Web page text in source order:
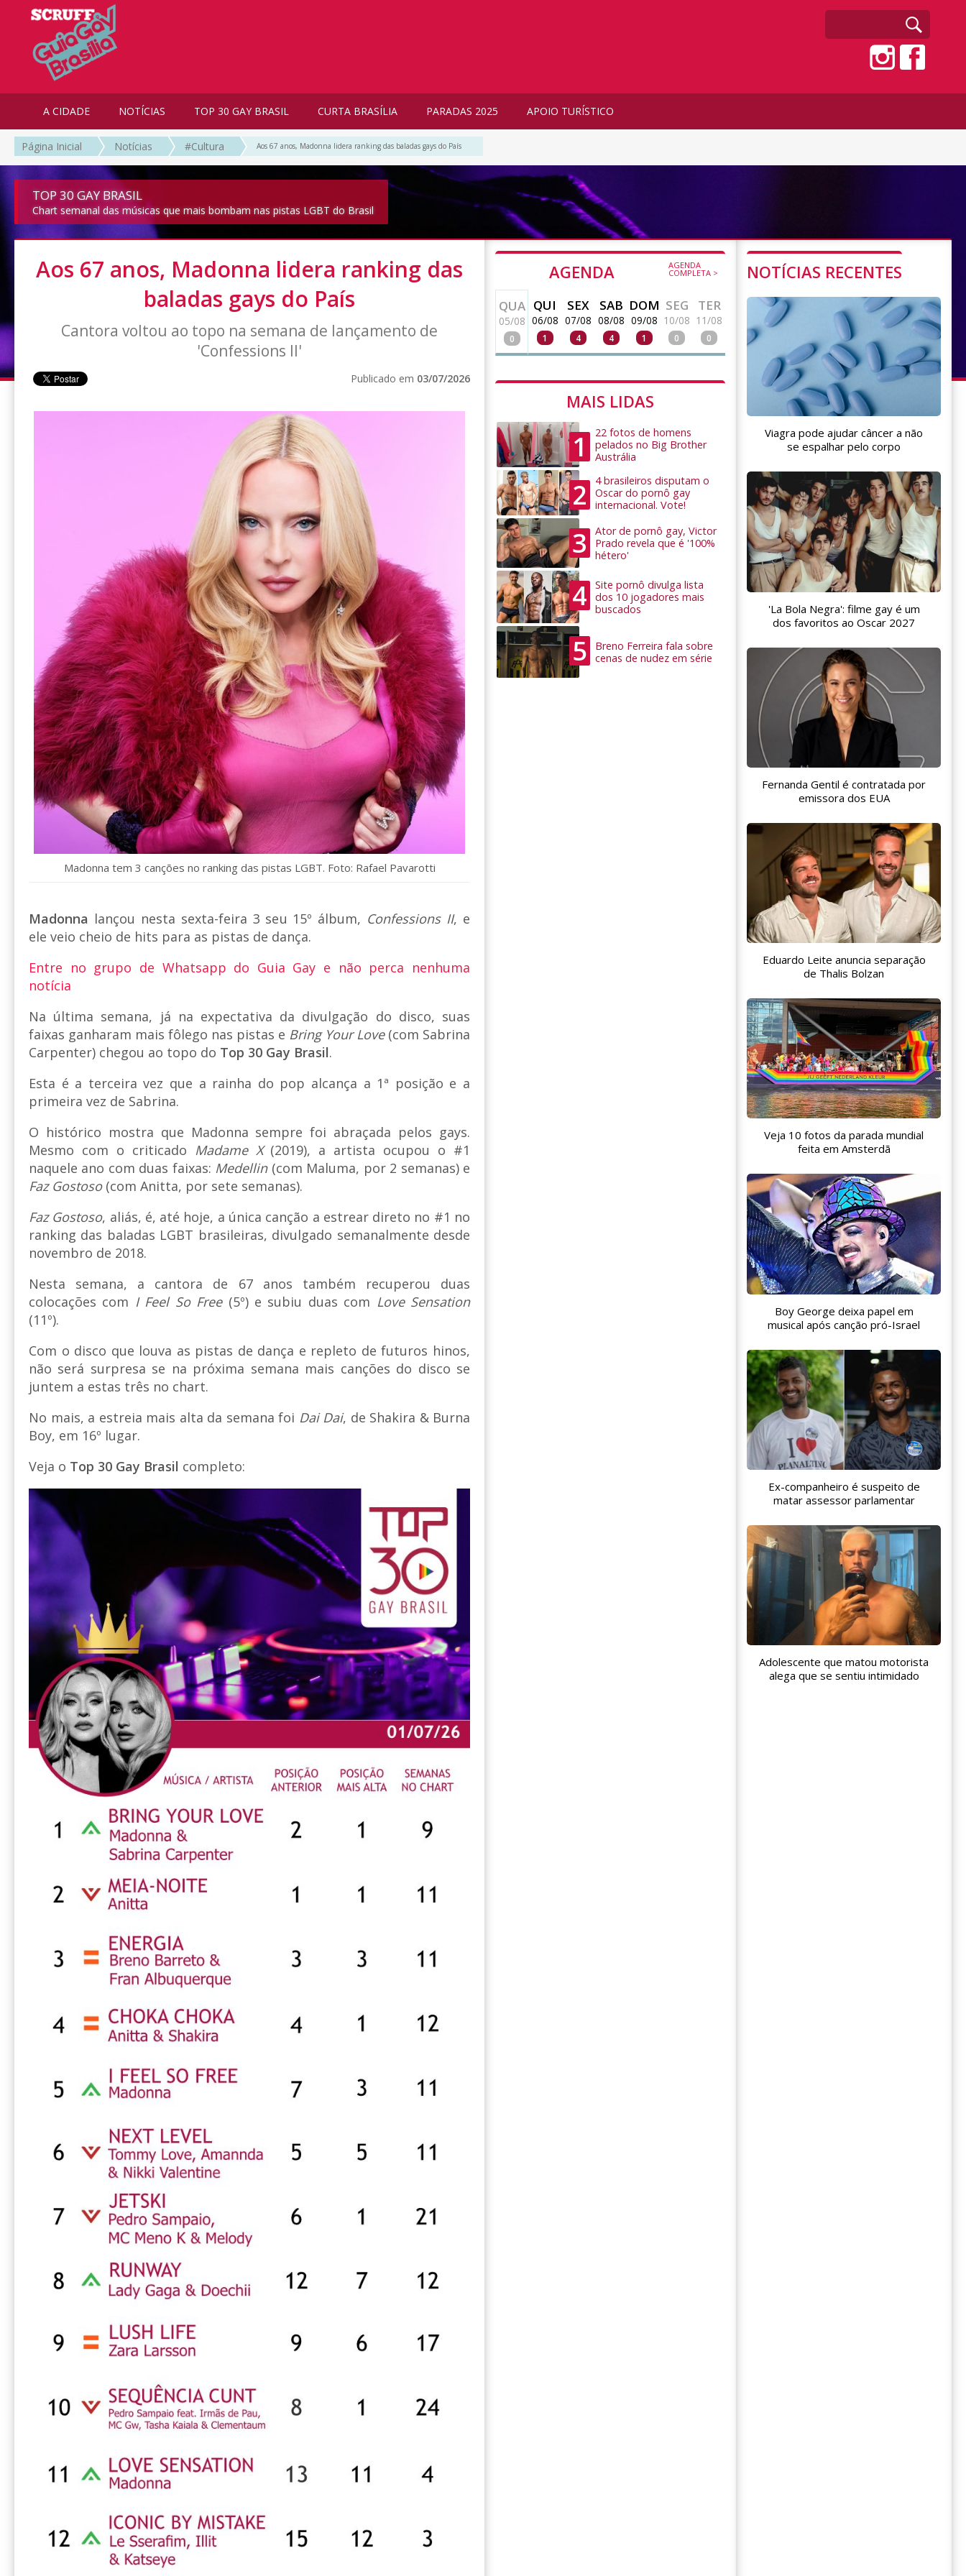
A CIDADE NOTÍCIAS TOP 30 GAY BRASIL CURTA BRASÍLIA PARADAS 2025 APOIO TURÍSTICO
Página Inicial Notícias #Cultura Aos 67 anos, Madonna lidera ranking das baladas gays do País
TOP 30 GAY BRASIL
Chart semanal das músicas que mais bombam nas pistas LGBT do Brasil
Aos 67 anos, Madonna lidera ranking das
baladas gays do País
Cantora voltou ao topo na semana de lançamento de
'Confessions II'
Publicado em 03/07/2026
Madonna tem 3 canções no ranking das pistas LGBT. Foto: Rafael Pavarotti
Madonna lançou nesta sexta-feira 3 seu 15º álbum, Confessions II, e
ele veio cheio de hits para as pistas de dança.
Entre no grupo de Whatsapp do Guia Gay e não perca nenhuma
notícia
Na última semana, já na expectativa da divulgação do disco, suas
faixas ganharam mais fôlego nas pistas e Bring Your Love(com Sabrina
Carpenter) chegou ao topo do Top 30 Gay Brasil.
Esta é a terceira vez que a rainha do pop alcança a 1ª posição e a
primeira vez de Sabrina.
O histórico mostra que Madonna sempre foi abraçada pelos gays.
Mesmo com o criticado Madame X(2019), a artista ocupou o #1
naquele ano com duas faixas: Medellin(com Maluma, por 2 semanas) e
Faz Gostoso(com Anitta, por sete semanas).
Faz Gostoso, aliás, é, até hoje, a única canção a estrear direto no #1 no
ranking das baladas LGBT brasileiras, divulgado semanalmente desde
novembro de 2018.
Nesta semana, a cantora de 67 anos também recuperou duas
colocações com I Feel So Free(5º) e subiu duas com Love Sensation
(11º).
Com o disco que louva as pistas de dança e repleto de futuros hinos,
não será surpresa se na próxima semana mais canções do disco se
juntem a estas três no chart.
No mais, a estreia mais alta da semana foi Dai Dai, de Shakira & Burna
Boy, em 16º lugar.
Veja o Top 30 Gay Brasil completo:
AGENDA AGENDA
COMPLETA >
QUA
05/08
0
QUI
06/08
1
SEX
07/08
4
SAB
08/08
4
DOM
09/08
1
SEG
10/08
0
TER
11/08
0
MAIS LIDAS
1
22 fotos de homens
pelados no Big Brother
Austrália
2
4 brasileiros disputam o
Oscar do pornô gay
internacional. Vote!
3
Ator de pornô gay, Victor
Prado revela que é '100%
hétero'
4
Site pornô divulga lista
dos 10 jogadores mais
buscados
5
Breno Ferreira fala sobre
cenas de nudez em série
NOTÍCIAS RECENTES
Viagra pode ajudar câncer a não
se espalhar pelo corpo
'La Bola Negra': filme gay é um
dos favoritos ao Oscar 2027
Fernanda Gentil é contratada por
emissora dos EUA
Eduardo Leite anuncia separação
de Thalis Bolzan
Veja 10 fotos da parada mundial
feita em Amsterdã
Boy George deixa papel em
musical após canção pró-Israel
Ex-companheiro é suspeito de
matar assessor parlamentar
Adolescente que matou motorista
alega que se sentiu intimidado